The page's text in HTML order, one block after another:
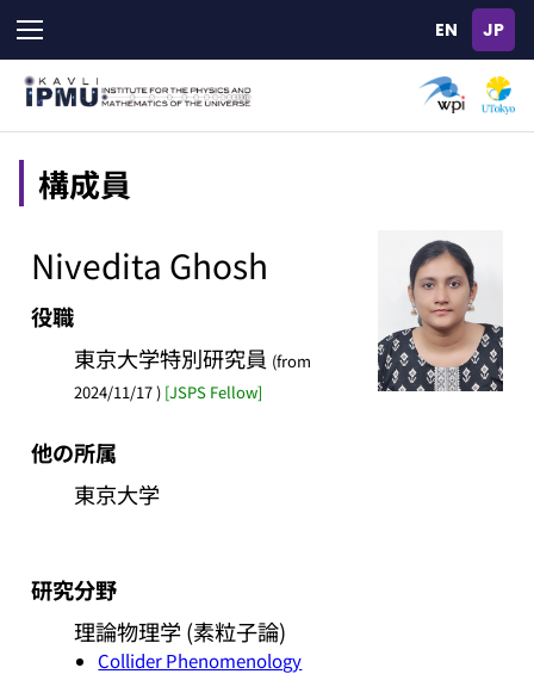
Skip
to
main
content
構成員
Nivedita Ghosh
役職
東京大学特別研究員 (from
2024/11/17 ) [JSPS Fellow]
他の所属
東京大学
研究分野
理論物理学 (素粒子論)
Collider Phenomenology